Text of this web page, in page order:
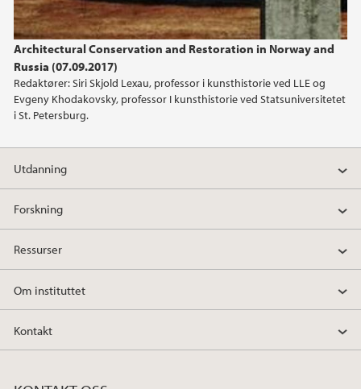
Architectural Conservation and Restoration in Norway and
Russia (07.09.2017)
Redaktører: Siri Skjold Lexau, professor i kunsthistorie ved LLE og
Evgeny Khodakovsky, professor I kunsthistorie ved Statsuniversitetet
i St. Petersburg.
2023
2022
2021
Utdanning
Forskning
Ressurser
Om instituttet
Kontakt